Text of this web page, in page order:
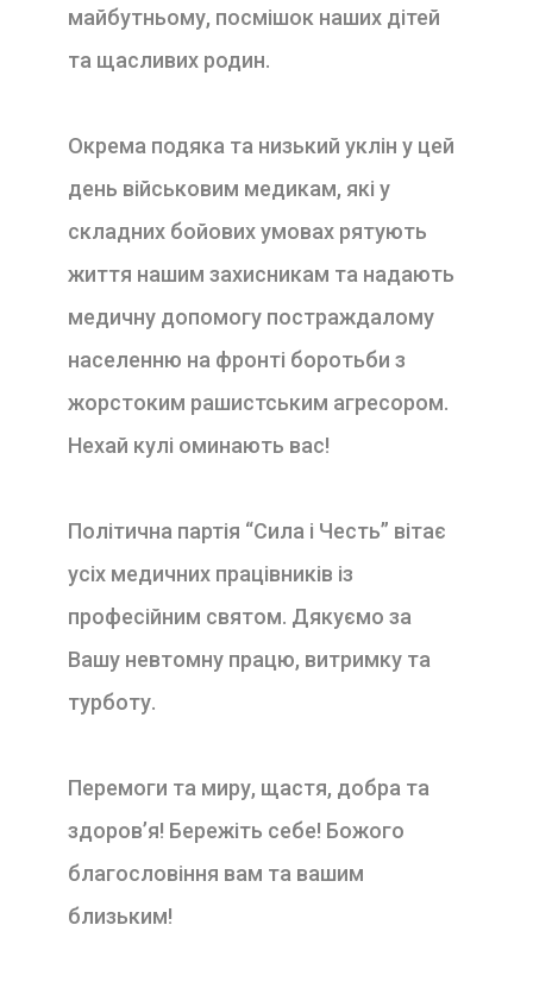
майбутньому, посмішок наших дітей
та щасливих родин.
Окрема подяка та низький уклін у цей
день військовим медикам, які у
складних бойових умовах рятують
життя нашим захисникам та надають
медичну допомогу постраждалому
населенню на фронті боротьби з
жорстоким рашистським агресором.
Нехай кулі оминають вас!
Політична партія “Сила і Честь” вітає
усіх медичних працівників із
професійним святом. Дякуємо за
Вашу невтомну працю, витримку та
турботу.
Перемоги та миру, щастя, добра та
здоров’я! Бережіть себе! Божого
благословіння вам та вашим
близьким!